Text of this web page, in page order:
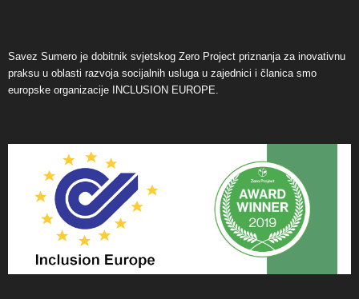
Savez Sumero je dobitnik svjetskog Zero Project priznanja za inovativnu
praksu u oblasti razvoja socijalnih usluga u zajednici i članica smo
europske organizacije INCLUSION EUROPE.